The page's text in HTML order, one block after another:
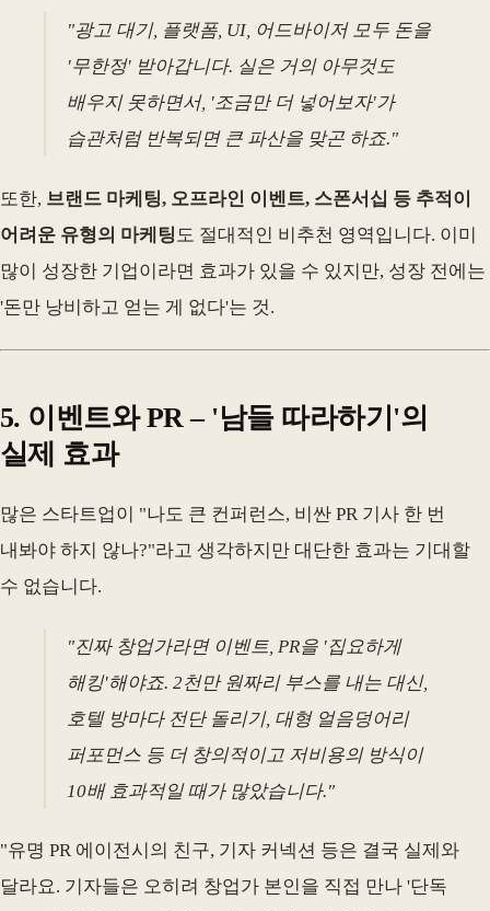
"광고 대기, 플랫폼, UI, 어드바이저 모두 돈을
'무한정' 받아갑니다. 실은 거의 아무것도
배우지 못하면서, '조금만 더 넣어보자'가
습관처럼 반복되면 큰 파산을 맞곤 하죠."
또한, 브랜드 마케팅, 오프라인 이벤트, 스폰서십 등 추적이
어려운 유형의 마케팅도 절대적인 비추천 영역입니다. 이미
많이 성장한 기업이라면 효과가 있을 수 있지만, 성장 전에는
'돈만 낭비하고 얻는 게 없다'는 것.
5. 이벤트와 PR – '남들 따라하기'의
실제 효과
많은 스타트업이 "나도 큰 컨퍼런스, 비싼 PR 기사 한 번
내봐야 하지 않나?"라고 생각하지만 대단한 효과는 기대할
수 없습니다.
"진짜 창업가라면 이벤트, PR을 '집요하게
해킹'해야죠. 2천만 원짜리 부스를 내는 대신,
호텔 방마다 전단 돌리기, 대형 얼음덩어리
퍼포먼스 등 더 창의적이고 저비용의 방식이
10배 효과적일 때가 많았습니다."
"유명 PR 에이전시의 친구, 기자 커넥션 등은 결국 실제와
달라요. 기자들은 오히려 창업가 본인을 직접 만나 '단독